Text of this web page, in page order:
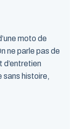
moto de
ne parle pas de
d’entretien
sans histoire,